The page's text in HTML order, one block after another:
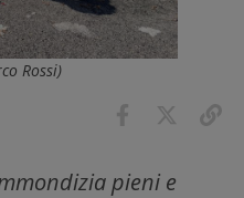
Rossi)
pieni e